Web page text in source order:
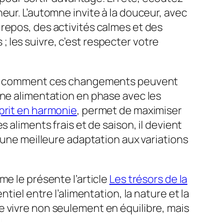
L’automne invite à la douceur, avec
des activités calmes et des
les suivre, c’est respecter votre
ces changements peuvent
alimentation en phase avec les
en harmonie, permet de maximiser
aliments frais et de saison, il devient
meilleure adaptation aux variations
le présente l’article Les trésors de la
entre l’alimentation, la nature et la
non seulement en équilibre, mais